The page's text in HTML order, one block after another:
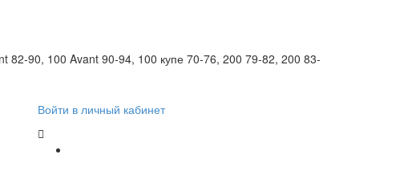
90, 100 Avant 90-94, 100 купе 70-76, 200 79-82, 200 83-
Войти в личный кабинет